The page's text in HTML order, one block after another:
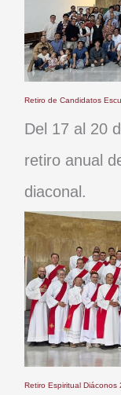
Retiro de Candidatos
Del 17 al 20
retiro anual
diaconal.
Retiro Espiritual Diáconos